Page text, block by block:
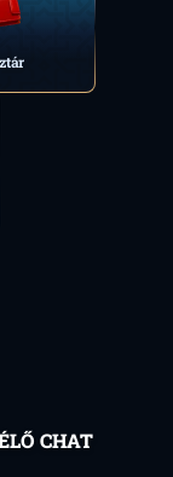
CHAT